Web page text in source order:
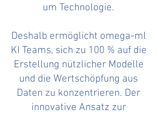
um Technologie.
Deshalb ermöglicht omega-ml
KI Teams, sich zu 100 % auf die
Erstellung nützlicher Modelle
und die Wertschöpfung aus
Daten zu konzentrieren. Der
innovative Ansatz zur